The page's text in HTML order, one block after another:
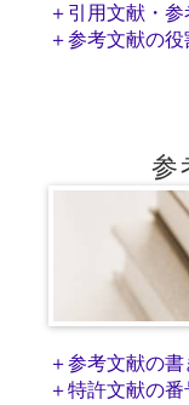
＋引用文献・
＋参考文献の役
参
＋参考文献の書
＋特許文献の番